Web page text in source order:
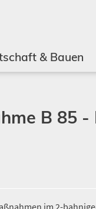
& Bauen
B 85 -
im 2-